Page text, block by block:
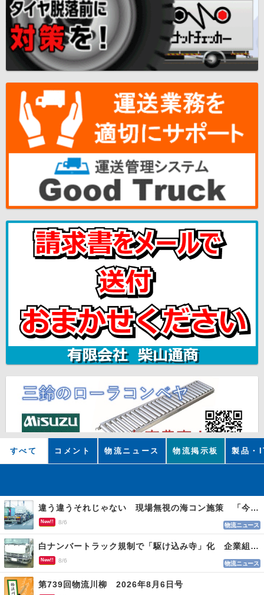
すべて コメント 物流ニュース 物流掲示板 製品・
違う違うそれじゃない 現場無視の海コン施策 「今でも平均２～３時間は待つ」
New!! 8/6 物流ニュース
白ナンバートラック規制で「駆け込み寺」化 企業組合が入会基準を見直しへ
New!! 8/6 物流ニュース
第739回物流川柳 2026年8月6日号